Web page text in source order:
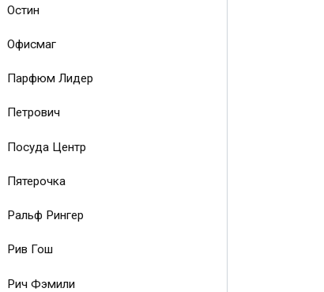
Остин
Офисмаг
Парфюм Лидер
Петрович
Посуда Центр
Пятерочка
Ральф Рингер
Рив Гош
Рич Фэмили